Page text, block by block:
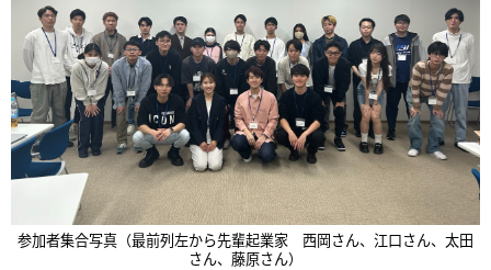
参加者集合写真（最前列左から先輩起業家 西岡さん、江口さん、太田
さん、藤原さん）